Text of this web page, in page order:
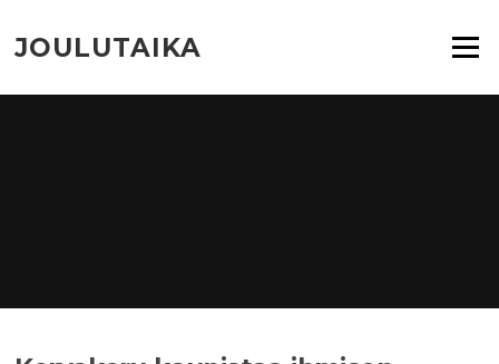
suoraan
sisältöön
JOULUTAIKA Valikko